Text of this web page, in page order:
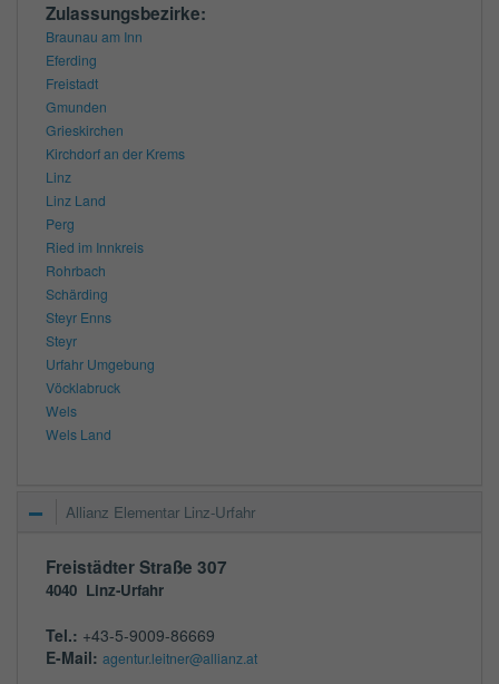
Zulassungsbezirke:
Braunau am Inn
Eferding
Freistadt
Gmunden
Grieskirchen
Kirchdorf an der Krems
Linz
Linz Land
Perg
Ried im Innkreis
Rohrbach
Schärding
Steyr Enns
Steyr
Urfahr Umgebung
Vöcklabruck
Wels
Wels Land
Allianz Elementar Linz-Urfahr
Freistädter Straße 307
4040 Linz-Urfahr
Tel.: +43-5-9009-86669
E-Mail: agentur.leitner@allianz.at